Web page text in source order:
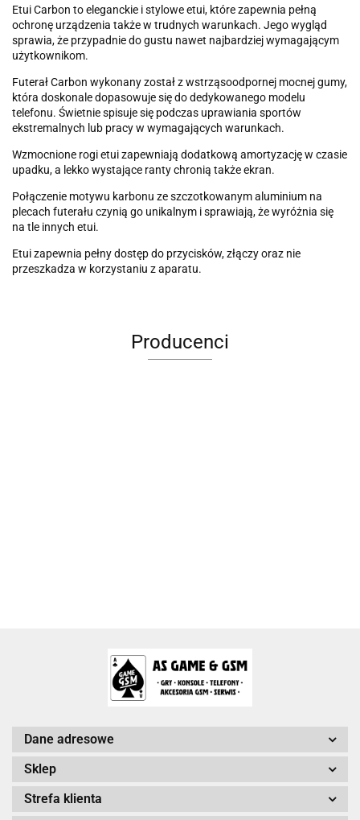
Etui Carbon to eleganckie i stylowe etui, które zapewnia pełną
ochronę urządzenia także w trudnych warunkach. Jego wygląd
sprawia, że przypadnie do gustu nawet najbardziej wymagającym
użytkownikom.
Futerał Carbon wykonany został z wstrząsoodpornej mocnej gumy,
która doskonale dopasowuje się do dedykowanego modelu
telefonu. Świetnie spisuje się podczas uprawiania sportów
ekstremalnych lub pracy w wymagających warunkach.
Wzmocnione rogi etui zapewniają dodatkową amortyzację w czasie
upadku, a lekko wystające ranty chronią także ekran.
Połączenie motywu karbonu ze szczotkowanym aluminium na
plecach futerału czynią go unikalnym i sprawiają, że wyróżnia się
na tle innych etui.
Etui zapewnia pełny dostęp do przycisków, złączy oraz nie
przeszkadza w korzystaniu z aparatu.
Producenci
Arc System Works Europe
Dane adresowe
Sklep
Strefa klienta